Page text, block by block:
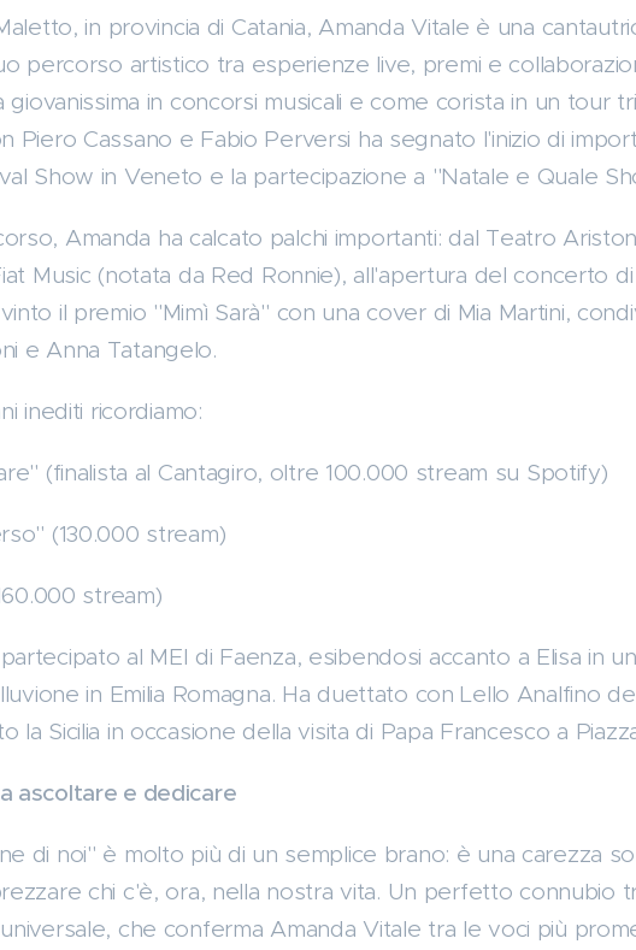
in provincia di Catania, Amanda Vitale è una
percorso artistico tra esperienze live, premi e
giovanissima in concorsi musicali e come corista in un tour
Piero Cassano e Fabio Perversi ha segnato l'inizio di
Show in Veneto e la partecipazione a "Natale e Quale
Amanda ha calcato palchi importanti: dal Teatro
Music (notata da Red Ronnie), all'apertura del concerto
il premio "Mimì Sarà" con una cover di Mia Martini,
e Anna Tatangelo.
inediti ricordiamo:
(finalista al Cantagiro, oltre 100.000 stream su Spotify)
(130.000 stream)
stream)
al MEI di Faenza, esibendosi accanto a Elisa in
in Emilia Romagna. Ha duettato con Lello Analfino
la Sicilia in occasione della visita di Papa Francesco a
ascoltare e dedicare
di noi" è molto più di un semplice brano: è una carezza
chi c'è, ora, nella nostra vita. Un perfetto connubio
che conferma Amanda Vitale tra le voci più